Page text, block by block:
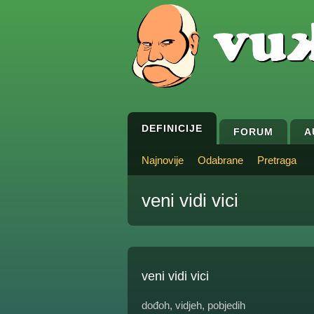
DEFINICIJE FORUM
Najnovije Odabrane Pretraga
veni vidi vici
veni vidi vici
dođoh, vidjeh, pobjedih